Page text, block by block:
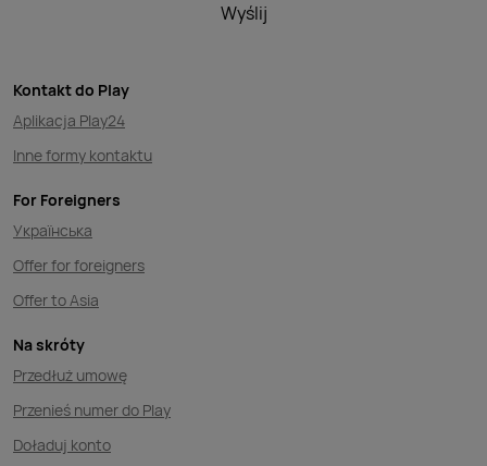
Wyślij
Kontakt do Play
Aplikacja Play24
Inne formy kontaktu
For Foreigners
Українська
Offer for foreigners
Offer to Asia
Na skróty
Przedłuż umowę
Przenieś numer do Play
Doładuj konto